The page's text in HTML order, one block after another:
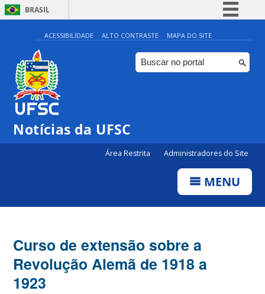
BRASIL
Simplifique!
Comunica BR
Participe
ACESSIBILIDADE ALTO CONTRASTE MAPA DO SITE
Notícias da UFSC
Área Restrita Administradores do Site
MENU
Curso de extensão sobre a
Revolução Alemã de 1918 a
1923